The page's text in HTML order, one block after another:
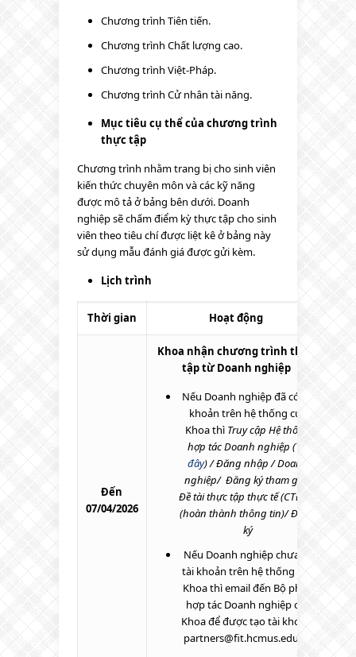
Chương trình Tiên tiến.
Chương trình Chất lượng cao.
Chương trình Việt-Pháp.
Chương trình Cử nhân tài năng.
Mục tiêu cụ thể của chương trình
thực tập
Chương trình nhằm trang bị cho sinh viên
kiến thức chuyên môn và các kỹ năng
được mô tả ở bảng bên dưới. Doanh
nghiệp sẽ chấm điểm kỳ thực tập cho sinh
viên theo tiêu chí được liệt kê ở bảng này
sử dụng mẫu đánh giá được gửi kèm.
Lịch trình
Thời gian Hoạt động
Đến
07/04/2026
Khoa nhận chương trình thực
tập từ Doanh nghiệp
Nếu Doanh nghiệp đã có tài
khoản trên hệ thống của
Khoa thì Truy cập Hệ thống
hợp tác Doanh nghiệp (Tại
đây) / Đăng nhập / Doanh
nghiệp/ Đăng ký tham gia /
Đề tài thực tập thực tế (CTĐA) /
(hoàn thành thông tin)/ Đăng
ký
Nếu Doanh nghiệp chưa có
tài khoản trên hệ thống của
Khoa thì email đến Bộ phận
hợp tác Doanh nghiệp của
Khoa để được tạo tài khoản:
partners@fit.hcmus.edu.vn